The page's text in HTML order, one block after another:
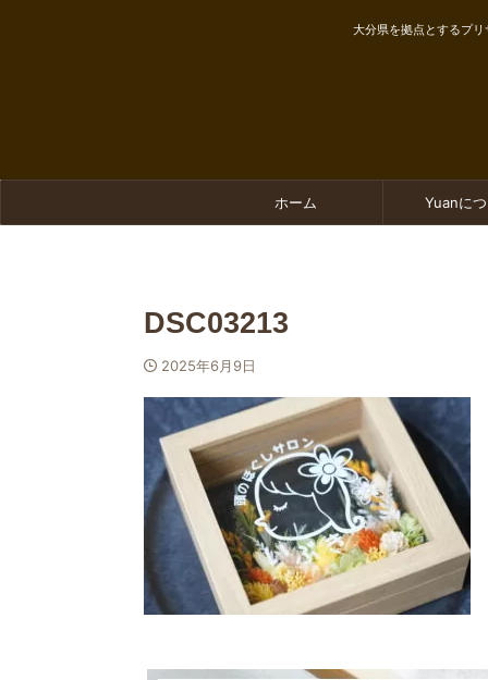
大分県を拠点とするプ
ホーム Yuanに
DSC03213
2025年6月9日